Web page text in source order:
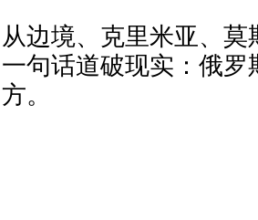
从边境、克里米亚、
一句话道破现实：俄
方。